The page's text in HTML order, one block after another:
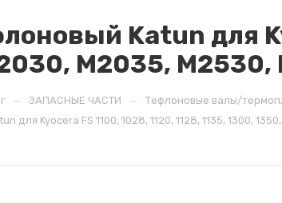
Katun для
M2035, M2530,
— ЗАПАСНЫЕ ЧАСТИ — Тефлоновые валы/
для Kyocera FS 1100, 1028, 1120, 1128, 1135, 1300,